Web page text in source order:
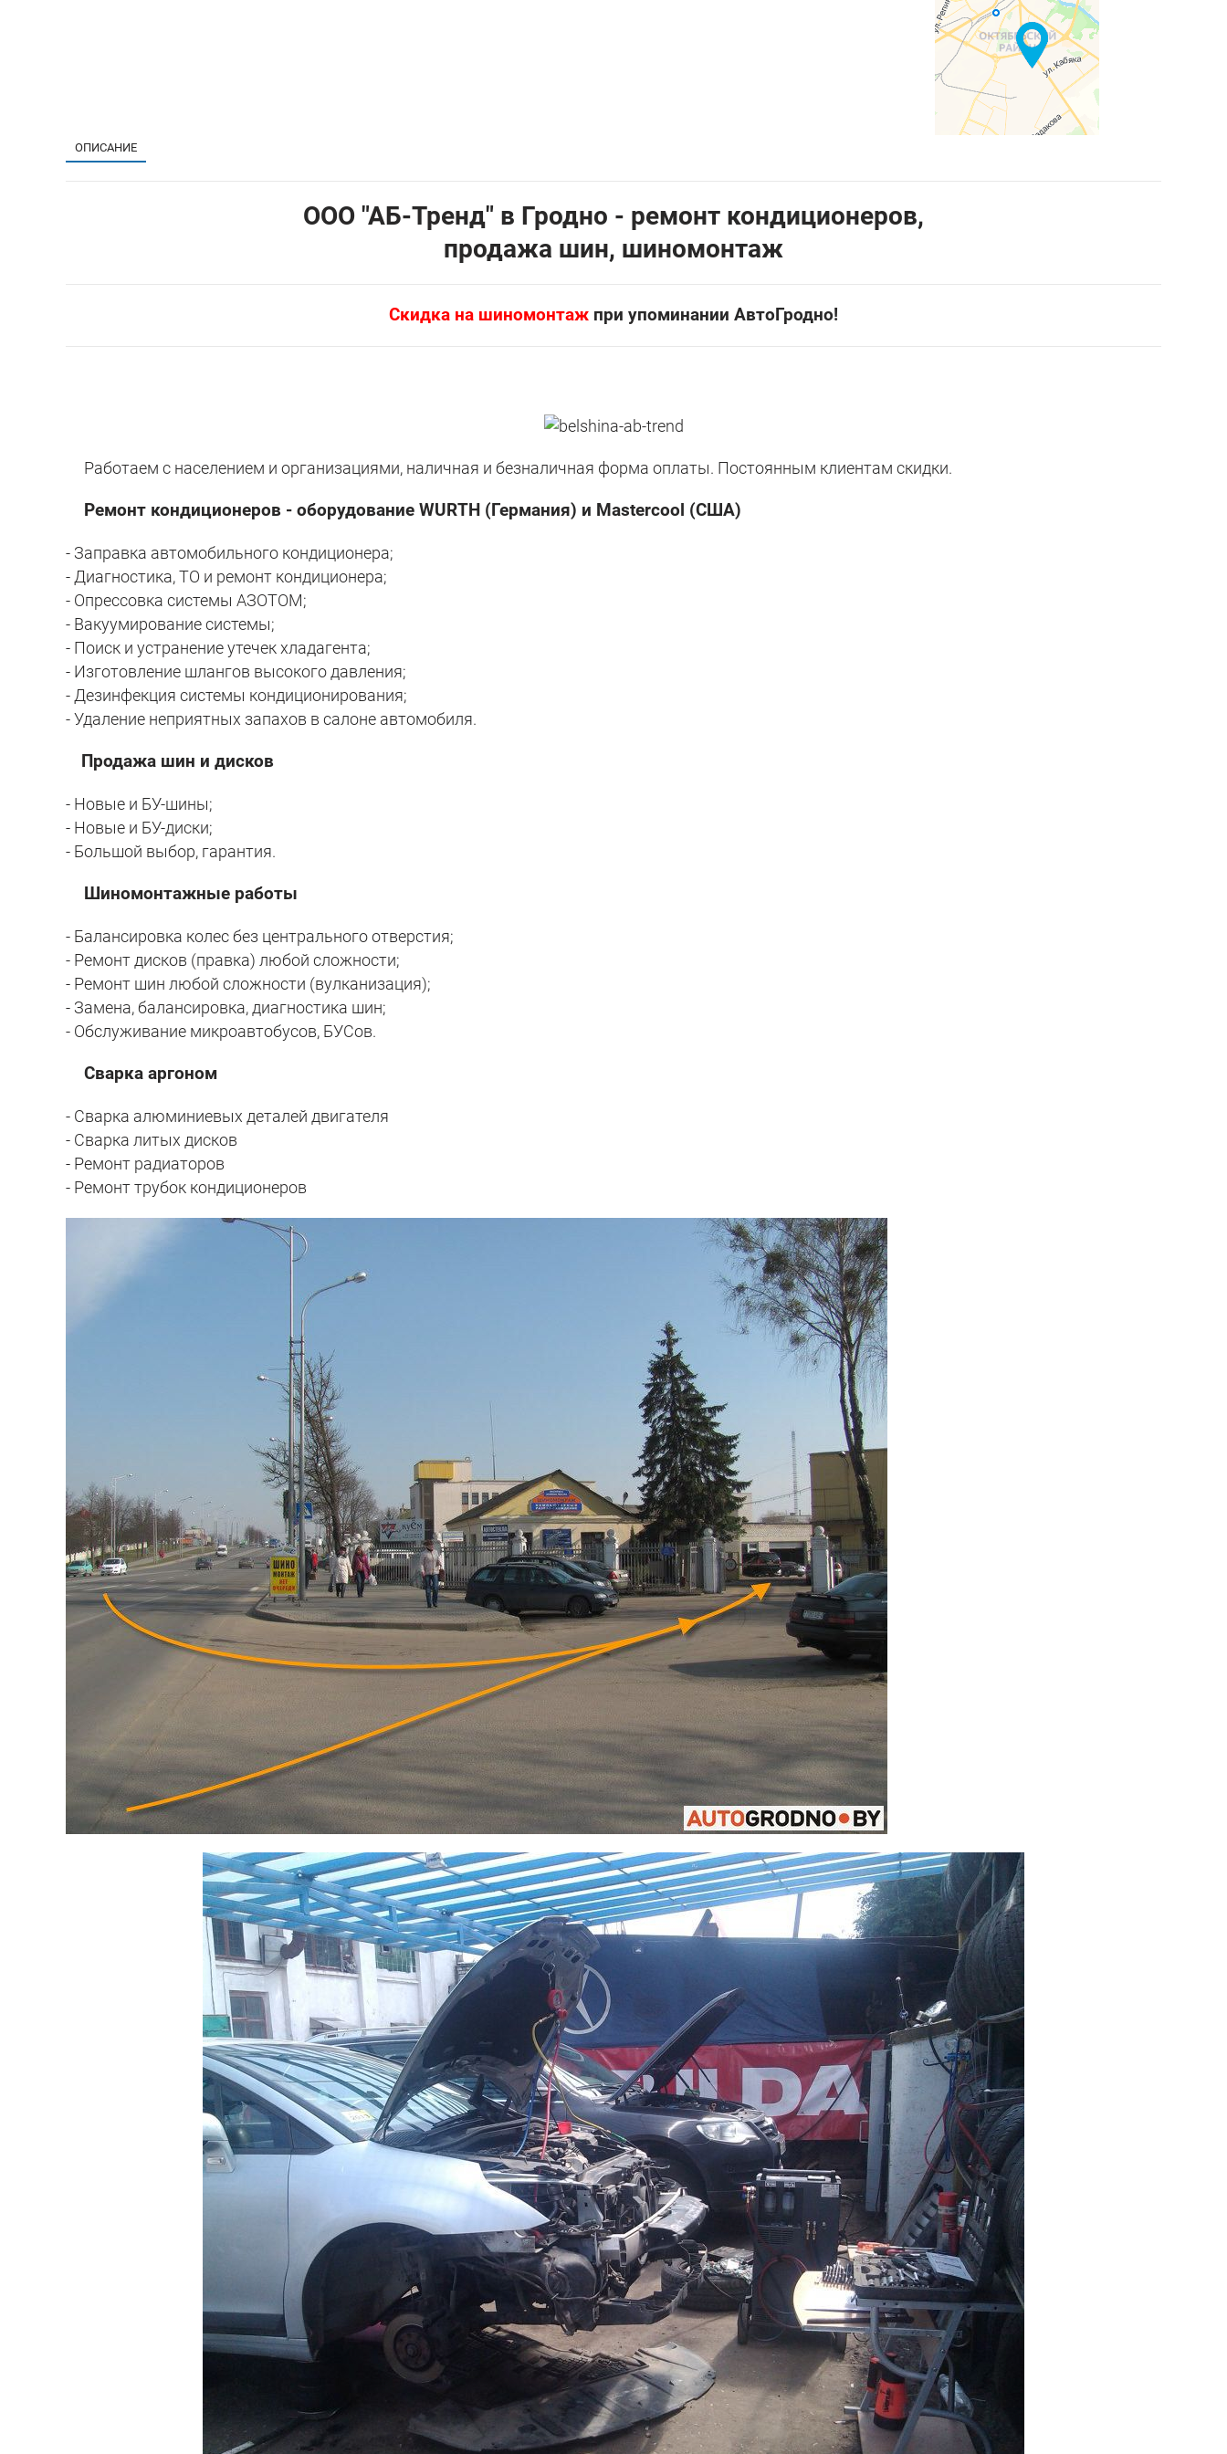
ОПИСАНИЕ
ООО "АБ-Тренд" в Гродно - ремонт кондиционеров,
продажа шин, шиномонтаж
Скидка на шиномонтаж при упоминании АвтоГродно!
Работаем с населением и организациями, наличная и безналичная форма оплаты. Постоянным клиентам скидки.
Ремонт кондиционеров - оборудование WURTH (Германия) и Mastercool (США)
- Заправка автомобильного кондиционера;
- Диагностика, ТО и ремонт кондиционера;
- Опресcовка системы АЗОТОМ;
- Вакуумирование системы;
- Поиск и устранение утечек хладагента;
- Изготовление шлангов высокого давления;
- Дезинфекция системы кондиционирования;
- Удаление неприятных запахов в салоне автомобиля.
Продажа шин и дисков
- Новые и БУ-шины;
- Новые и БУ-диски;
- Большой выбор, гарантия.
Шиномонтажные работы
- Балансировка колес без центрального отверстия;
- Ремонт дисков (правка) любой сложности;
- Ремонт шин любой сложности (вулканизация);
- Замена, балансировка, диагностика шин;
- Обслуживание микроавтобусов, БУСов.
Сварка аргоном
- Сварка алюминиевых деталей двигателя
- Сварка литых дисков
- Ремонт радиаторов
- Ремонт трубок кондиционеров